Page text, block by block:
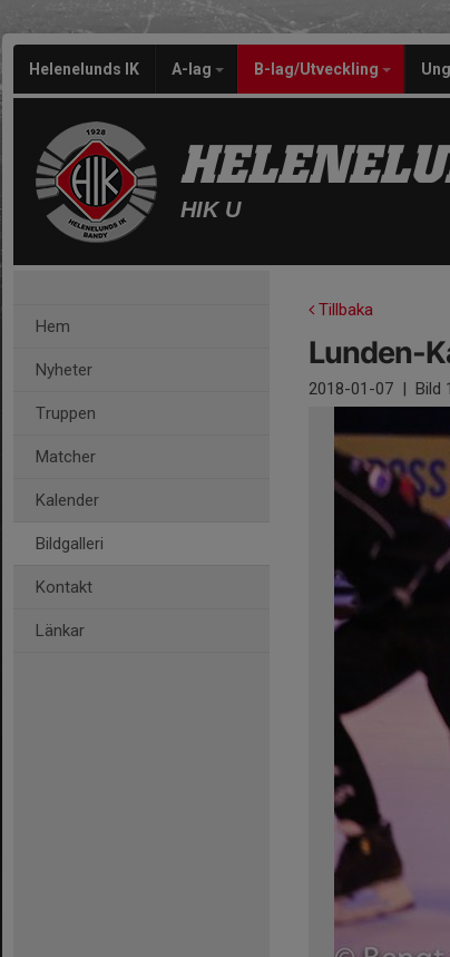
Helenelunds IK A-lag B-lag/Utveckling
HIK U
Hem
Nyheter
Truppen
Matcher
Kalender
Bildgalleri
Kontakt
Länkar
Tillbaka
Lunden-
2018-01-07 | Bild